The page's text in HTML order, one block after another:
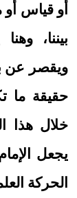
أو قياس أو
بيننا،
ويقصر عن
حقيقة ما
خلال هذا
يجعل
الحركة